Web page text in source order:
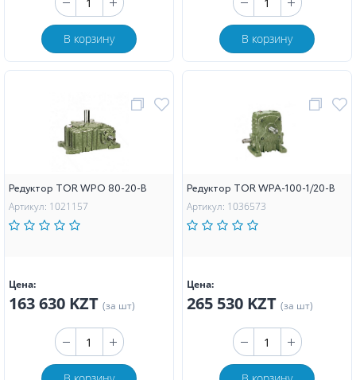
В корзину В корзину
Редуктор TOR WPO 80-20-B
Артикул: 1021157
Цена:
163 630 KZT (за шт)
Редуктор TOR WPA-100-1/20-B
Артикул: 1036573
Цена:
265 530 KZT (за шт)